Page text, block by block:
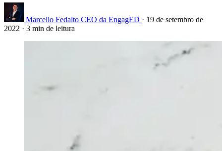
Marcello Fedalto CEO da EngagED · 19 de setembro de
2022 · 3 min de leitura